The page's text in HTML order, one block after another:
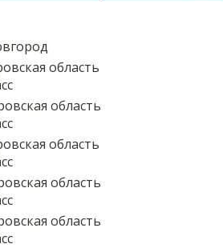
область
область
область
область
область